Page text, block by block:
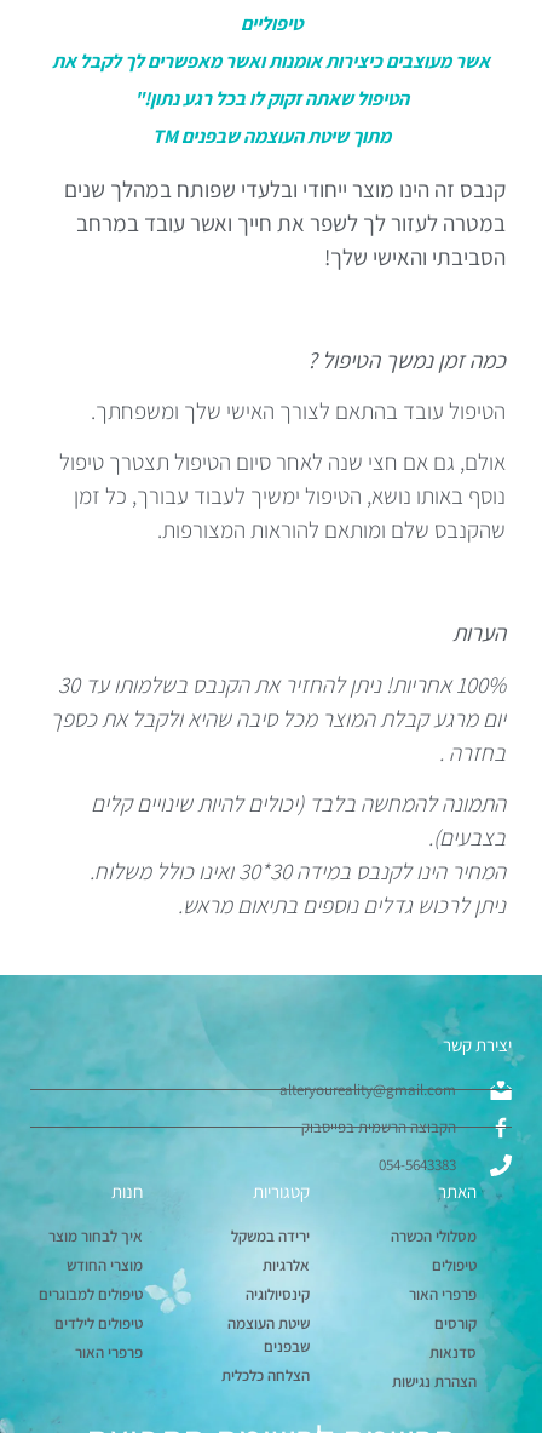
טיפוליים
אשר מעוצבים כיצירות אומנות ואשר מאפשרים לך לקבל את
הטיפול שאתה זקוק לו בכל רגע נתון!"
מתוך שיטת העוצמה שבפנים TM
קנבס זה הינו מוצר ייחודי ובלעדי שפותח במהלך שנים
במטרה לעזור לך לשפר את חייך ואשר עובד במרחב
הסביבתי והאישי שלך!
כמה זמן נמשך הטיפול ?
הטיפול עובד בהתאם לצורך האישי שלך ומשפחתך.
אולם, גם אם חצי שנה לאחר סיום הטיפול תצטרך טיפול
נוסף באותו נושא, הטיפול ימשיך לעבוד עבורך, כל זמן
שהקנבס שלם ומותאם להוראות המצורפות.
הערות
100% אחריות! ניתן להחזיר את הקנבס בשלמותו עד 30
יום מרגע קבלת המוצר מכל סיבה שהיא ולקבל את כספך
בחזרה .
התמונה להמחשה בלבד (יכולים להיות שינויים קלים
בצבעים).
המחיר הינו לקנבס במידה 30*30 ואינו כולל משלוח.
ניתן לרכוש גדלים נוספים בתיאום מראש.
יצירת קשר
alteryoureality@gmail.com
הקבוצה הרשמית בפייסבוק
054-5643383
האתר
מסלולי הכשרה
טיפולים
פרפרי האור
קורסים
סדנאות
הצהרת נגישות
קטגוריות
ירידה במשקל
אלרגיות
קינסיולוגיה
שיטת העוצמה
שבפנים
הצלחה כלכלית
חנות
איך לבחור מוצר
מוצרי החודש
טיפולים למבוגרים
טיפולים לילדים
פרפרי האור